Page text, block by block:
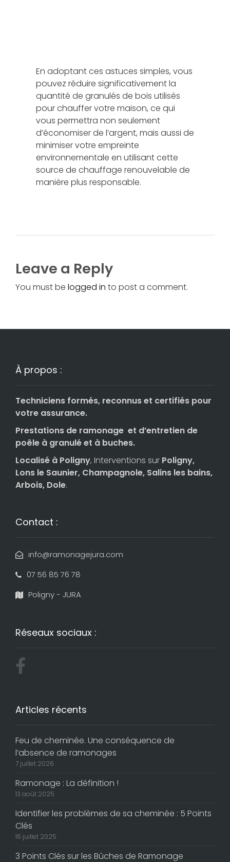
En adoptant ces astuces simples, vous
pouvez réduire significativement la
quantité de granulés de bois utilisés
pour chauffer votre maison, ce qui
vous permettra non seulement
d’économiser de l’argent, mais aussi de
minimiser votre empreinte
environnementale en utilisant cette
source de chauffage renouvelable de
manière plus responsable.
Leave a Reply
You must be logged in to post a comment.
À propos :
Techniciens formés, reconnus et certifiés pour
votre assurance.
Prestations de ramonage et d’entretien de
poêle à granulé et à buches.
Localisé à Poligny, Interventions sur Poligny,
Lons le Saunier, Champagnole, Salins les bains,
Arbois, Dole.
Contact :
info@ramonagejura.com
07 56 85 76 78
Poligny - JURA
Réseaux sociaux :
Articles récents
Feu de cheminée. Une conséquence de
l’absence de ramonages
7 juillet 2026
Ramonage : La définition !
13 août 2025
Identifier les problèmes de sa cheminée : 5 Points
Clés
16 juillet 2025
3 Points Clés sur les Bûches de Ramonage